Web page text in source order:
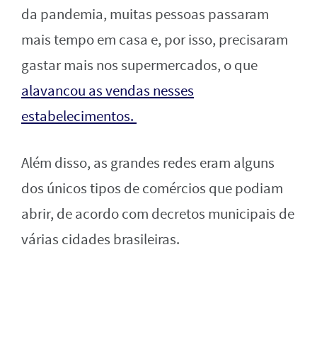
da pandemia, muitas pessoas passaram
mais tempo em casa e, por isso, precisaram
gastar mais nos supermercados, o que
alavancou as vendas nesses
estabelecimentos.
Além disso, as grandes redes eram alguns
dos únicos tipos de comércios que podiam
abrir, de acordo com decretos municipais de
várias cidades brasileiras.